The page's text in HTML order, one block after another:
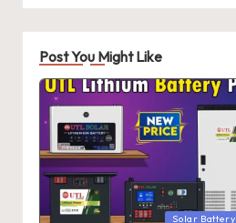
Post You Might Like
Posted
Solar Battery